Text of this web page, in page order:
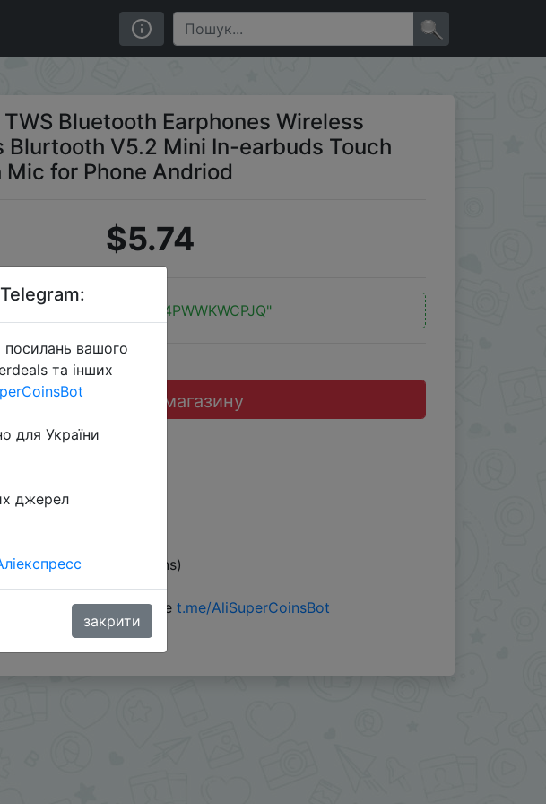
Blurtooth V5.2 Mini In-earbuds Touch Control With Mic for Phone Andriod
Bluetooth Earphones Wireless
Blurtooth V5.2 Mini In-earbuds Touch
for Phone Andriod
$5.74
"PL4PWWKWCPJQ"
Перейти до магазину
$2.44(244 Coins)
товар можно в боте t.me/AliSuperCoinsBot
вашого
та інших
для України
джерел
закрити